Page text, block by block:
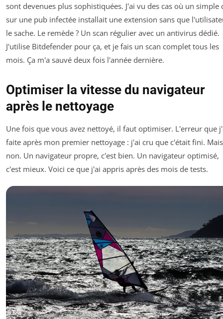
sont devenues plus sophistiquées. J'ai vu des cas où un simple
sur une pub infectée installait une extension sans que
le sache. Le remède ? Un scan régulier avec un antivirus dédié.
J'utilise Bitdefender pour ça, et je fais un scan complet tous les
mois. Ça m'a sauvé deux fois l'année dernière.
Optimiser la vitesse du navigateur
après le nettoyage
Une fois que vous avez nettoyé, il faut optimiser. L'erreur que
faite après mon premier nettoyage : j'ai cru que c'était fini. Mais
non. Un navigateur propre, c'est bien. Un navigateur optimisé,
c'est mieux. Voici ce que j'ai appris après des mois de tests.